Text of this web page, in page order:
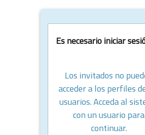
Es necesario iniciar
Los invitados no
acceder a los perfiles
usuarios. Acceda al
con un usuario para
continuar.